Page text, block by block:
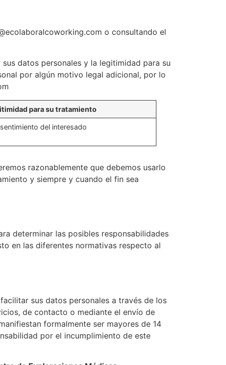
o consultando el
datos personales y la legitimidad para su
por algún motivo legal adicional, por lo
para su tratamiento
del interesado
razonablemente que debemos usarlo
y siempre y cuando el fin sea
determinar las posibles responsabilidades
en las diferentes normativas respecto al
sus datos personales a través de los
de contacto o mediante el envío de
formalmente ser mayores de 14
por el incumplimiento de este